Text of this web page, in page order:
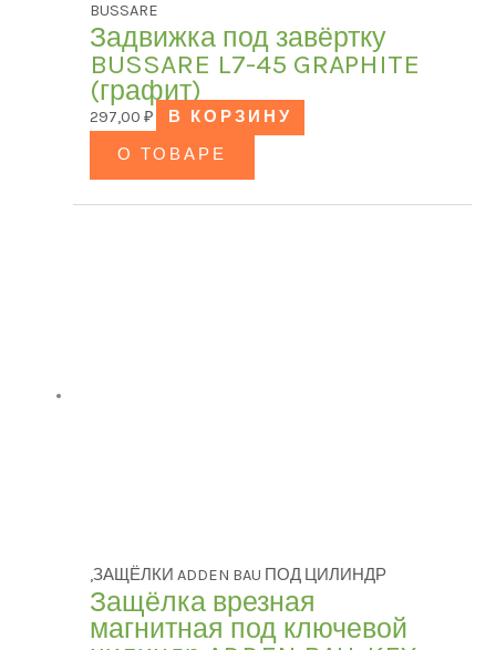
BUSSARE
Задвижка под завёртку
BUSSARE L7-45 GRAPHITE
(графит)
297,00 ₽
В КОРЗИНУ
О ТОВАРЕ
,ЗАЩЁЛКИ ADDEN BAU ПОД ЦИЛИНДР
Защёлка врезная
магнитная под ключевой